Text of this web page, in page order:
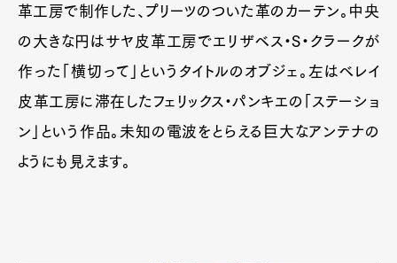
革工房で制作した、プリーツのついた革のカーテン。中央
の大きな円はサヤ皮革工房でエリザベス・S・クラークが
作った「横切って」というタイトルのオブジェ。左はベレイ
皮革工房に滞在したフェリックス・パンキエの「ステーショ
ン」という作品。未知の電波をとらえる巨大なアンテナの
ようにも見えます。